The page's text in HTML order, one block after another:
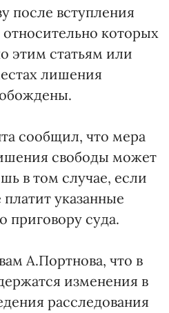
после вступления
относительно которых
этим статьям или
лишения
сообщил, что мера
свободы может
в том случае, если
указанные
приговору суда.
А.Портнова, что в
изменения в
расследования